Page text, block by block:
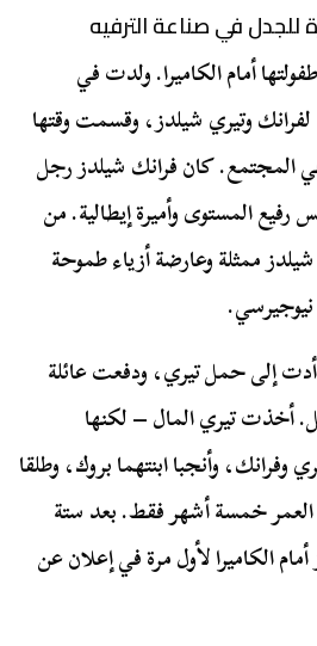
للجدل في صناعة الترفيه
أمام الكاميرا. ولدت في
في 31 مايو 1965، لفرانك وتيري شيلدز، وقسمت وقتها
في المجتمع. كان فرانك شيلدز رجل
رفيع المستوى وأميرة إيطالية. من
ممثلة وعارضة أزياء طموحة
إلى حمل تيري، ودفعت عائلة
أخذت تيري المال – لكنها
وأنجبا ابنتهما بروك، وطلقا
العمر خمسة أشهر فقط. بعد ستة
الكاميرا لأول مرة في إعلان عن